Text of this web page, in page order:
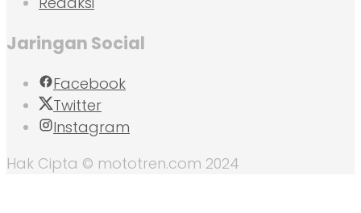
Jaringan Social
Facebook
Twitter
Instagram
Hak Cipta © mototren.com 2024